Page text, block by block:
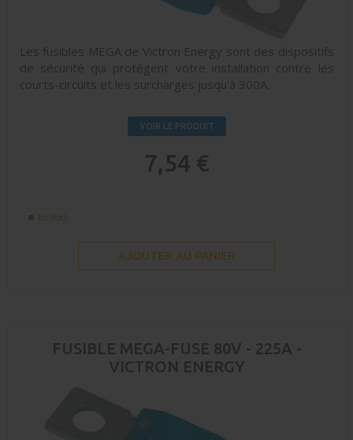
Les fusibles MEGA de Victron Energy sont des dispositifs
de sécurité qui protègent votre installation contre les
courts-circuits et les surcharges jusqu'à 300A.
VOIR LE PRODUIT
7,54 €
En stock
AJOUTER AU PANIER
FUSIBLE MEGA-FUSE 80V - 225A -
VICTRON ENERGY